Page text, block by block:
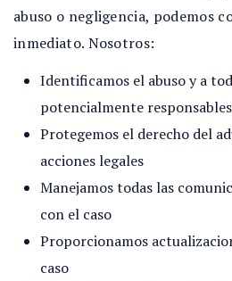
abuso o negligencia, podemos
inmediato. Nosotros:
Identificamos el abuso y a
potencialmente responsables
Protegemos el derecho del
acciones legales
Manejamos todas las
con el caso
Proporcionamos
caso